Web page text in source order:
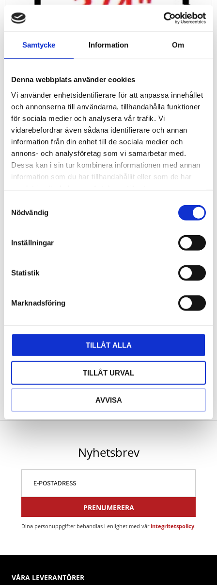
Samtycke Information Om
Denna webbplats använder cookies
Vi använder enhetsidentifierare för att anpassa innehållet
och annonserna till användarna, tillhandahålla funktioner
för sociala medier och analysera vår trafik. Vi
vidarebefordrar även sådana identifierare och annan
information från din enhet till de sociala medier och
annons- och analysföretag som vi samarbetar med.
Dessa kan i sin tur kombinera informationen med annan
information som du har tillhandahållit eller som de har
Nödvändig
Inställningar
Statistik
Marknadsföring
TILLÅT ALLA
TILLÅT URVAL
AVVISA
¾" BITSHYLSOR
1" BITSHYLSOR
Nyhetsbrev
PRENUMERERA
Dina personuppgifter behandlas i enlighet med vårintegritetspolicy.
VÅRA LEVERANTÖRER